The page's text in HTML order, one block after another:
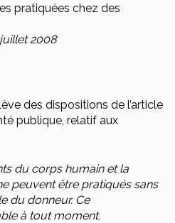
pratiquées chez des
2008
des dispositions de l’article
publique, relatif aux
du corps humain et la
peuvent être pratiqués sans
du donneur. Ce
à tout moment.